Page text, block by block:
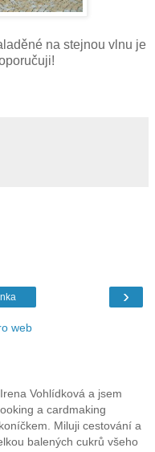
na stejnou vlnu je
›
web
Vohlídková a jsem
a cardmaking
Miluji cestování a
balených cukrů všeho